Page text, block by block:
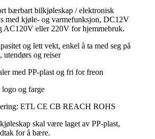
bærbart bilkjøleskap / elektronisk
med kjøle- og varmefunksjon, DC12V
AC120V eller 220V for hjemmebruk.
og lett vekt, enkel å ta med seg på
utendørs og reiser
med PP-plast og fri for freon
logo og farge
ETL CE CB REACH ROHS
skal være laget av PP-plast,
for å bære.